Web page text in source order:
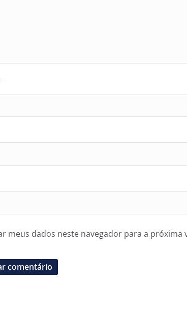
meus dados neste navegador para a próxima